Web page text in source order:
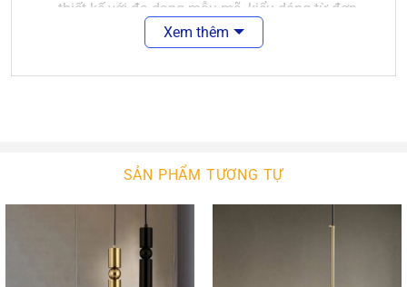
thiết kế với đa dạng mẫu mã, kiểu dáng từ đơn
giản tới cao cấp, từ cổ điển tới hiện đại, phù hợp
khách, phòng ngủ, hội nghị, phòng thờ,…Người
dụng chất liệu cao cấp như: thủy tinh, chao sắt,
Tiết kiệm điện năng: Nhờ việc ứng dụng công
nghệ chiếu sáng đèn led hiện đại nên đây là loại
Xem thêm
SẢN PHẨM TƯƠNG TỰ